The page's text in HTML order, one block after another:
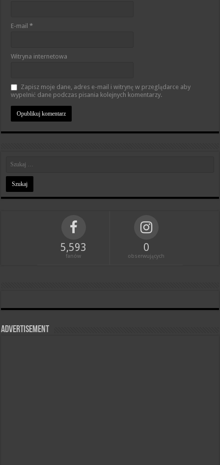
E-mail*
Witryna internetowa
Zapisz moje dane, adres e-mail i witrynę w przeglądarce aby
wypełnić dane podczas pisania kolejnych komentarzy.
5,593
fanów
0
obserwujących
Advertisement